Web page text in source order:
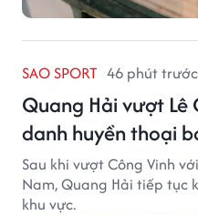
SAO SPORT 46 phút trước
Quang Hải vượt Lê
danh huyền thoại
Sau khi vượt Công Vinh
Nam, Quang Hải tiếp tục
khu vực.